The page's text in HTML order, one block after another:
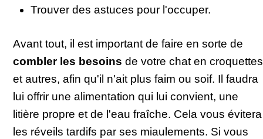
Trouver des astuces pour l'occuper.
Avant tout, il est important de faire en sorte de
combler les besoins de votre chat en croquettes
et autres, afin qu'il n'ait plus faim ou soif. Il faudra
lui offrir une alimentation qui lui convient, une
litière propre et de l'eau fraîche. Cela vous évitera
les réveils tardifs par ses miaulements. Si vous